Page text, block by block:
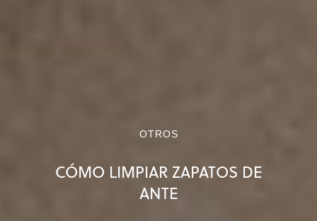
OTROS
CÓMO LIMPIAR ZAPATOS DE
ANTE